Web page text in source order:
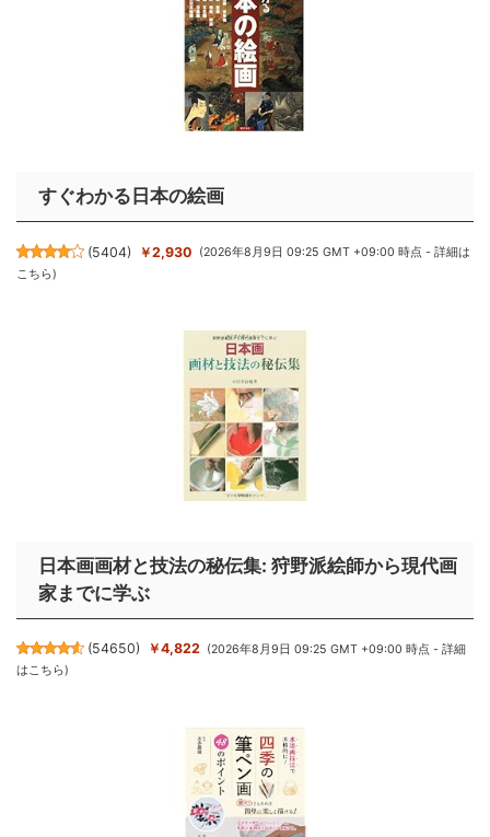
すぐわかる日本の絵画
(5404) ￥2,930 (2026年8月9日 09:25 GMT +09:00 時点 -詳細は
こちら)
日本画画材と技法の秘伝集: 狩野派絵師から現代画
家までに学ぶ
(54650) ￥4,822 (2026年8月9日 09:25 GMT +09:00 時点 -詳細
はこちら)